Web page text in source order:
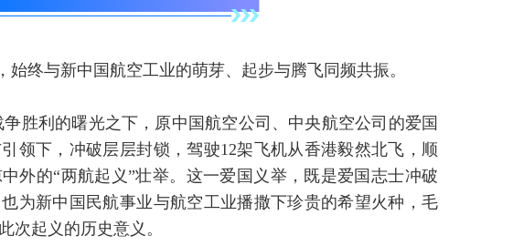
始终与新中国航空工业的萌芽、起步与腾飞同频共振。
争胜利的曙光之下，原中国航空公司、中央航空公司的爱国
领下，冲破层层封锁，驾驶12架飞机从香港毅然北飞，顺
外的“两航起义”壮举。这一爱国义举，既是爱国志士冲破
为新中国民航事业与航空工业播撒下珍贵的希望火种，毛
次起义的历史意义。